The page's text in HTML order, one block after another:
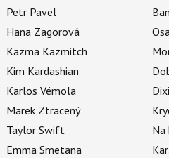
Petr Pavel
Hana Zagorová
Kazma Kazmitch
Kim Kardashian
Karlos Vémola
Marek Ztracený
Taylor Swift
Emma Smetana
Na